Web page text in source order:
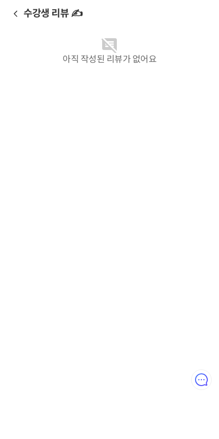
수강생 리뷰 ✍️
아직 작성된 리뷰가 없어요